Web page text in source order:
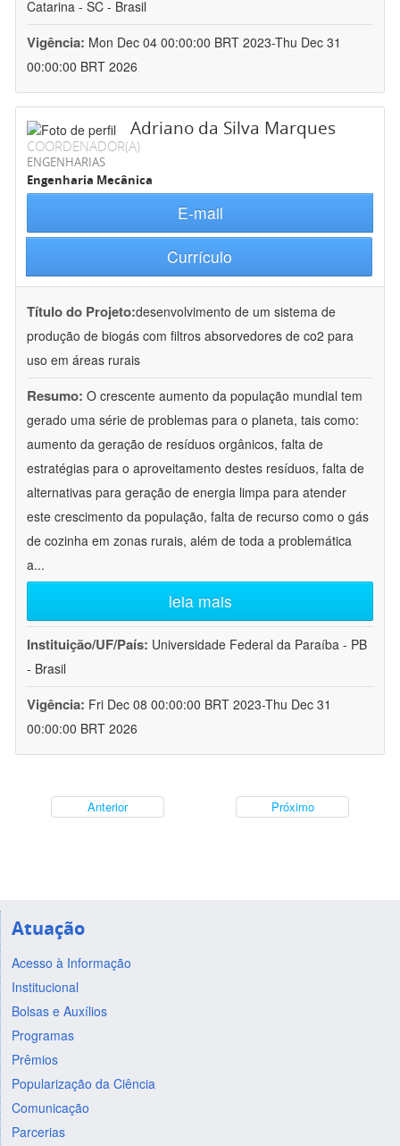
Catarina - SC - Brasil
Vigência: Mon Dec 04 00:00:00 BRT 2023-Thu Dec 31
00:00:00 BRT 2026
Adriano da Silva Marques
COORDENADOR(A)
ENGENHARIAS
Engenharia Mecânica
E-mail
Currículo
Título do Projeto:desenvolvimento de um sistema de
produção de biogás com filtros absorvedores de co2 para
uso em áreas rurais
Resumo: O crescente aumento da população mundial tem
gerado uma série de problemas para o planeta, tais como:
aumento da geração de resíduos orgânicos, falta de
estratégias para o aproveitamento destes resíduos, falta de
alternativas para geração de energia limpa para atender
este crescimento da população, falta de recurso como o gás
de cozinha em zonas rurais, além de toda a problemática
a...
leia mais
Instituição/UF/País: Universidade Federal da Paraíba - PB
- Brasil
Vigência: Fri Dec 08 00:00:00 BRT 2023-Thu Dec 31
00:00:00 BRT 2026
Anterior Próximo
Atuação
Acesso à Informação
Institucional
Bolsas e Auxílios
Programas
Prêmios
Popularização da Ciência
Comunicação
Parcerias